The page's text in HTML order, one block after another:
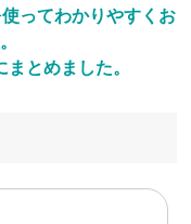
ってわかりやすくお
とめました。